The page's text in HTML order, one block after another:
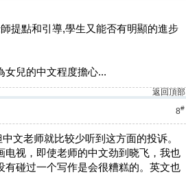
提點和引導,學生又能否有明顯的進步
女兒的中文程度擔心...
返回頂部
8#
文老师就比较少听到这方面的投诉。
视，即使老师的中文劲到晓飞，我也
碰过一个写作是会很糟糕的。英文也